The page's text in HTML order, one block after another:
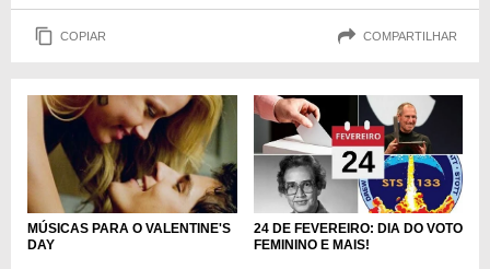
COPIAR COMPARTILHAR
MÚSICAS PARA O VALENTINE'S
DAY
24 DE FEVEREIRO: DIA DO VOTO
FEMININO E MAIS!